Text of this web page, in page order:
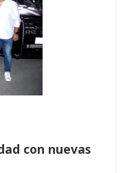
con nuevas